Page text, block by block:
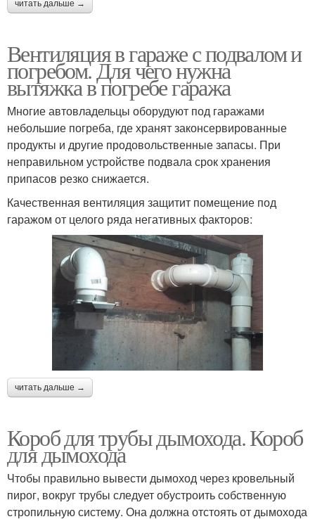
читать дальше →
Вентиляция в гараже с подвалом и
погребом. Для чего нужна
вытяжка в погребе гаража
Многие автовладельцы оборудуют под гаражами
небольшие погреба, где хранят законсервированные
продукты и другие продовольственные запасы. При
неправильном устройстве подвала срок хранения
припасов резко снижается.
Качественная вентиляция защитит помещение под
гаражом от целого ряда негативных факторов:
читать дальше →
Короб для трубы дымохода. Короб
для дымохода
Чтобы правильно вывести дымоход через кровельный
пирог, вокруг трубы следует обустроить собственную
стропильную систему. Она должна отстоять от дымохода